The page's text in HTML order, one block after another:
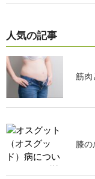
人気の記事
筋肉
膝の